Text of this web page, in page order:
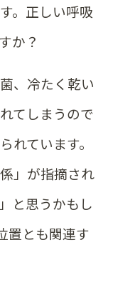
。正しい呼吸
か？
、冷たく乾い
てしまうので
れています。
」が指摘され
と思うかもし
置とも関連す